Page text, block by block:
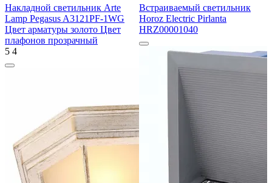
Накладной светильник Arte
Lamp Pegasus A3121PF-1WG
Цвет арматуры золото Цвет
плафонов прозрачный
5 4
Встраиваемый светильник
Horoz Electric Pirlanta
HRZ00001040